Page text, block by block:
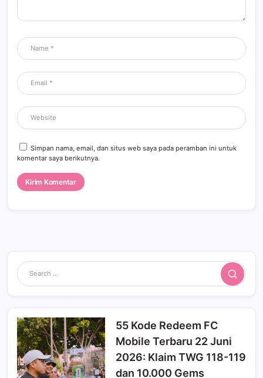
Simpan nama, email, dan situs web saya pada peramban ini untuk
komentar saya berikutnya.
Search
55 Kode Redeem FC
Mobile Terbaru 22 Juni
2026: Klaim TWG 118-119
dan 10.000 Gems